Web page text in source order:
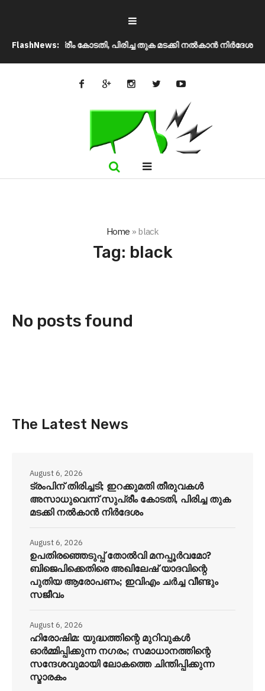
FlashNews:
സുപ്രീം കോടതി, പിരിച്ച തുക മടക്കി നൽകാൻ നിർദേശം
Home » black
Tag: black
No posts found
The Latest News
ട്രംപിന് തിരിച്ചടി; ഇറക്കുമതി തീരുവകൾ
അസാധുവെന്ന് സുപ്രീം കോടതി, പിരിച്ച തുക
മടക്കി നൽകാൻ നിർദേശം
August 6, 2026
ഉപതിരഞ്ഞെടുപ്പ് തോൽവി മനപ്പൂർവമോ?
ബിജെപിക്കെതിരെ അഖിലേഷ് യാദവിന്റെ
പുതിയ ആരോപണം; ഇവിഎം ചർച്ച വീണ്ടും
സജീവം
August 6, 2026
ഹിരോഷിമ: യുദ്ധത്തിന്റെ മുറിവുകൾ
ഓർമ്മിപ്പിക്കുന്ന നഗരം; സമാധാനത്തിന്റെ
സന്ദേശവുമായി ലോകത്തെ ചിന്തിപ്പിക്കുന്ന
സ്മാരകം
August 6, 2026